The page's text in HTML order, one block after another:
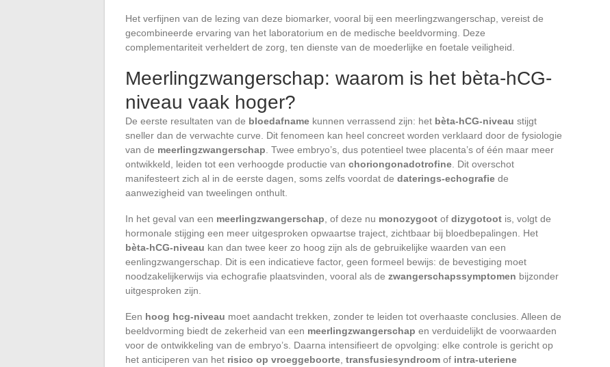
Het verfijnen van de lezing van deze biomarker, vooral bij een meerlingzwangerschap, vereist de
gecombineerde ervaring van het laboratorium en de medische beeldvorming. Deze
complementariteit verheldert de zorg, ten dienste van de moederlijke en foetale veiligheid.
Meerlingzwangerschap: waarom is het bèta-hCG-
niveau vaak hoger?
De eerste resultaten van de bloedafname kunnen verrassend zijn: het bèta-hCG-niveau stijgt
sneller dan de verwachte curve. Dit fenomeen kan heel concreet worden verklaard door de fysiologie
van de meerlingzwangerschap . Twee embryo’s, dus potentieel twee placenta’s of één maar meer
ontwikkeld, leiden tot een verhoogde productie van choriongonadotrofine . Dit overschot
manifesteert zich al in de eerste dagen, soms zelfs voordat de daterings-echografie de
aanwezigheid van tweelingen onthult.
In het geval van een meerlingzwangerschap , of deze nu monozygoot of dizygotoot is, volgt de
hormonale stijging een meer uitgesproken opwaartse traject, zichtbaar bij bloedbepalingen. Het
bèta-hCG-niveau kan dan twee keer zo hoog zijn als de gebruikelijke waarden van een
eenlingzwangerschap. Dit is een indicatieve factor, geen formeel bewijs: de bevestiging moet
noodzakelijkerwijs via echografie plaatsvinden, vooral als de zwangerschapssymptomen bijzonder
uitgesproken zijn.
Een hoog hcg-niveau moet aandacht trekken, zonder te leiden tot overhaaste conclusies. Alleen de
beeldvorming biedt de zekerheid van een meerlingzwangerschap en verduidelijkt de voorwaarden
voor de ontwikkeling van de embryo’s. Daarna intensifieert de opvolging: elke controle is gericht op
het anticiperen van het risico op vroeggeboorte transfusiesyndroom of intra-uteriene